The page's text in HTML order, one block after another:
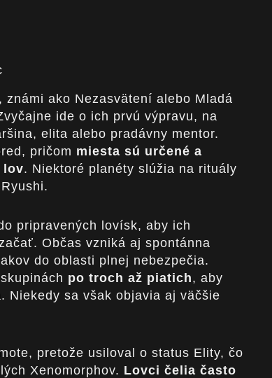
ako Nezasvätení alebo Mladá
ide o ich prvú výpravu, na
elita alebo pradávny mentor.
pričom miesta sú určené a
lov. Niektoré planéty slúžia na rituály
pripravených lovísk, aby ich
Občas vzniká aj spontánna
do oblasti plnej nebezpečia.
po troch až piatich, aby
Niekedy sa však objavia aj väčšie
pretože usiloval o status Elity, čo
Xenomorphov. Lovci čelia často